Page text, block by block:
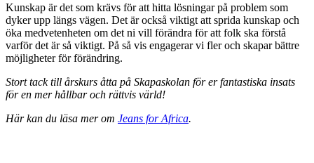
Kunskap är det som krävs för att hitta lösningar på problem som
dyker upp längs vägen. Det är också viktigt att sprida kunskap och
öka medvetenheten om det ni vill förändra för att folk ska förstå
varför det är så viktigt. På så vis engagerar vi fler och skapar bättre
möjligheter för förändring.
Stort tack till årskurs åtta på Skapaskolan för er fantastiska insats
för en mer hållbar och rättvis värld!
Här kan du läsa mer om Jeans for Africa.